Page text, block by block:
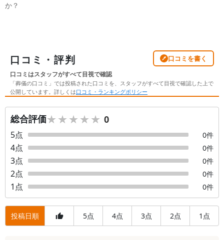
か？
口コミ・評判 口コミを書く
口コミはスタッフがすべて目視で確認
「葬儀の口コミ」では投稿された口コミを、スタッフがすべて目視で確認した上で
公開しています。詳しくは口コミ・ランキングポリシー
総合評価★★★★★
★★★★★ 0
5点 0件
4点 0件
3点 0件
2点 0件
1 点 0件
投稿日順 5点 4点 3点 2点 1 点